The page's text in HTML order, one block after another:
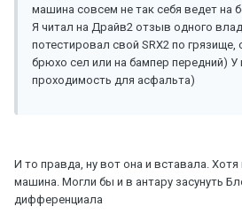
машина совсем не так себя ведет на
Я читал на Драйв2 отзыв одного
потестировал свой SRX2 по грязище,
брюхо сел или на бампер передний) У
проходимость для асфальта)
И то правда, ну вот она и вставала.
машина. Могли бы и в антару засунуть
дифференциала